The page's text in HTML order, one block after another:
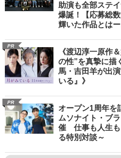
助演も全部ステ
爆誕！【応募総
輝いた作品とはー
PR
《渡辺淳一原作
の性”を真摯に描
馬・吉田羊が出
いる』》
PR
オープン1周年を
ムソナイト・ブ
催 仕事も人生も
る特別対談～